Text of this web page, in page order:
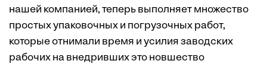
нашей компанией, теперь выполняет множество
простых упаковочных и погрузочных работ,
которые отнимали время и усилия заводских
рабочих на внедривших это новшество